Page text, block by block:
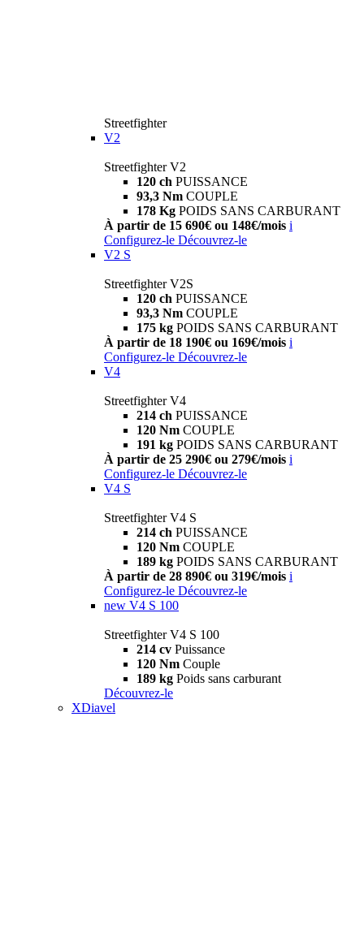
Streetfighter
V2
Streetfighter V2
120 ch PUISSANCE
93,3 Nm COUPLE
178 Kg POIDS SANS CARBURANT
À partir de 15 690€ ou 148€/mois i
Configurez-le Découvrez-le
V2 S
Streetfighter V2S
120 ch PUISSANCE
93,3 Nm COUPLE
175 kg POIDS SANS CARBURANT
À partir de 18 190€ ou 169€/mois i
Configurez-le Découvrez-le
V4
Streetfighter V4
214 ch PUISSANCE
120 Nm COUPLE
191 kg POIDS SANS CARBURANT
À partir de 25 290€ ou 279€/mois i
Configurez-le Découvrez-le
V4 S
Streetfighter V4 S
214 ch PUISSANCE
120 Nm COUPLE
189 kg POIDS SANS CARBURANT
À partir de 28 890€ ou 319€/mois i
Configurez-le Découvrez-le
new V4 S 100
Streetfighter V4 S 100
214 cv Puissance
120 Nm Couple
189 kg Poids sans carburant
Découvrez-le
XDiavel